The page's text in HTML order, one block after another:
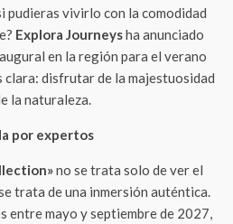
pudieras vivirlo con la comodidad
Explora Journeysha anunciado
en la región para el verano
clara: disfrutar de la majestuosidad
la naturaleza.
por expertos
no se trata solo de ver el
trata de una inmersión auténtica.
entre mayo y septiembre de 2027,